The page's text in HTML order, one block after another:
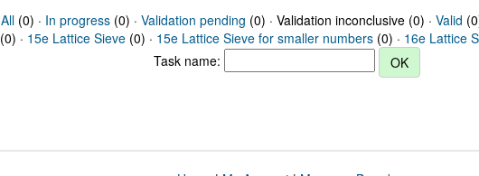
All(0) · In progress(0) · Validation pending (0) · Validation inconclusive (0) · Valid
(0) · 15e Lattice Sieve (0) · 15e Lattice Sieve for smaller numbers (0) · 16e Lattice
Task name: